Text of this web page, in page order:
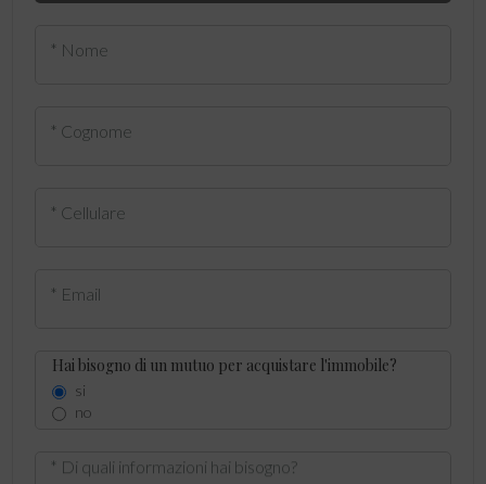
* Nome
* Cognome
* Cellulare
* Email
Hai bisogno di un mutuo per acquistare l'immobile?
si
no
* Di quali informazioni hai bisogno?